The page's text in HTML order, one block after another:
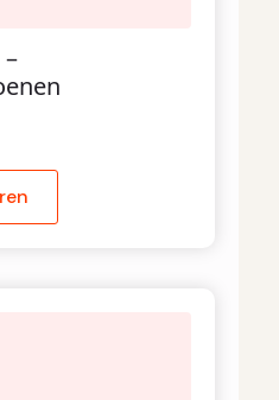
variaties. Deze optie